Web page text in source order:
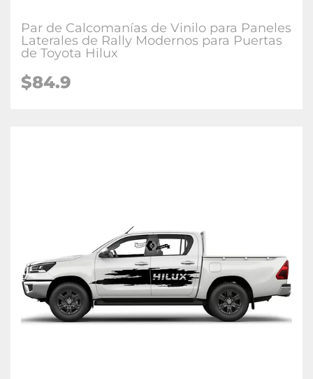
Par de Calcomanías de Vinilo para Paneles
Laterales de Rally Modernos para Puertas
de Toyota Hilux
$84.9